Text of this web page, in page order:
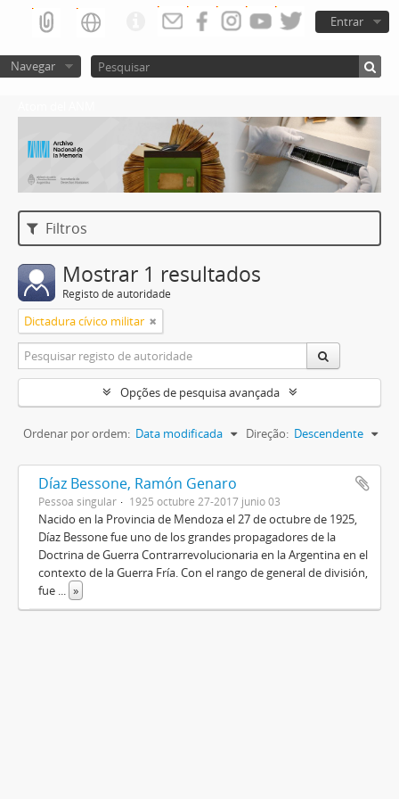
Entrar
Navegar
Filtros
Mostrar 1 resultados
Registo de autoridade
Dictadura cívico militar
Opções de pesquisa avançada
Ordenar por ordem: Data modificada Direção: Descendente
Díaz Bessone, Ramón Genaro
Pessoa singular 1925 octubre 27-2017 junio 03
Nacido en la Provincia de Mendoza el 27 de octubre de 1925,
Díaz Bessone fue uno de los grandes propagadores de la
Doctrina de Guerra Contrarrevolucionaria en la Argentina en el
contexto de la Guerra Fría. Con el rango de general de división,
fue ... »